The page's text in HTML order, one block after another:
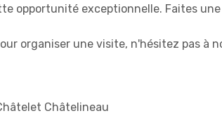
opportunité exceptionnelle. Faites
organiser une visite, n'hésitez pas à
Châtelineau